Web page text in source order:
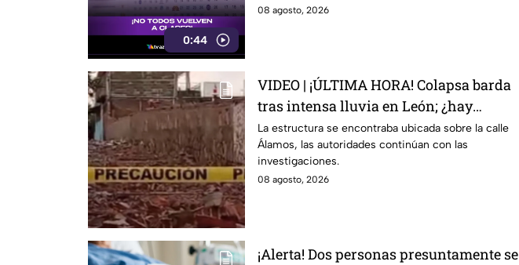
0:44
08 agosto, 2026
VIDEO | ¡ÚLTIMA HORA! Colapsa barda
tras intensa lluvia en León; ¿hay
personas lesionadas?
La estructura se encontraba ubicada sobre la calle
Álamos, las autoridades continúan con las
investigaciones.
08 agosto, 2026
¡Alerta! Dos personas presuntamente se